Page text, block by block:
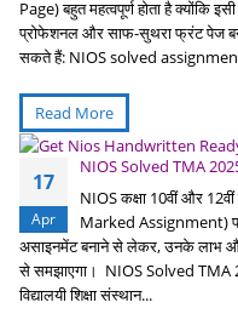
Page) बहुत महत्वपूर्ण होता है क्योंकि
प्रोफेशनल और साफ-सुथरा फ्रंट पेज
सकते हैं: NIOS solved
Read More
17
Apr
NIOS Solved TMA
NIOS कक्षा 10वीं और
Marked Assignment)
असाइनमेंट बनाने से लेकर, उनके लाभ
से समझाएगा। NIOS Solved TMA
विद्यालयी शिक्षा संस्थान...